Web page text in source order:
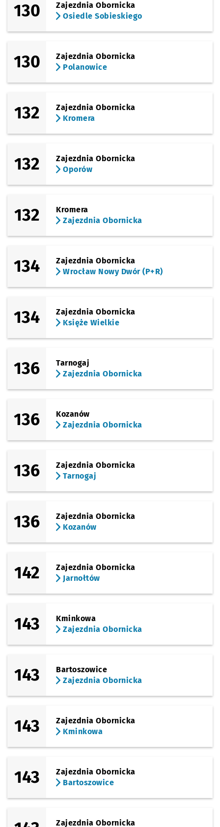
130
Zajezdnia Obornicka
Osiedle Sobieskiego
130
Zajezdnia Obornicka
Polanowice
132
Zajezdnia Obornicka
Kromera
132
Zajezdnia Obornicka
Oporów
132
Kromera
Zajezdnia Obornicka
134
Zajezdnia Obornicka
Wrocław Nowy Dwór (P+R)
134
Zajezdnia Obornicka
Księże Wielkie
136
Tarnogaj
Zajezdnia Obornicka
136
Kozanów
Zajezdnia Obornicka
136
Zajezdnia Obornicka
Tarnogaj
136
Zajezdnia Obornicka
Kozanów
142
Zajezdnia Obornicka
Jarnołtów
143
Kminkowa
Zajezdnia Obornicka
143
Bartoszowice
Zajezdnia Obornicka
143
Zajezdnia Obornicka
Kminkowa
143
Zajezdnia Obornicka
Bartoszowice
Zajezdnia Obornicka